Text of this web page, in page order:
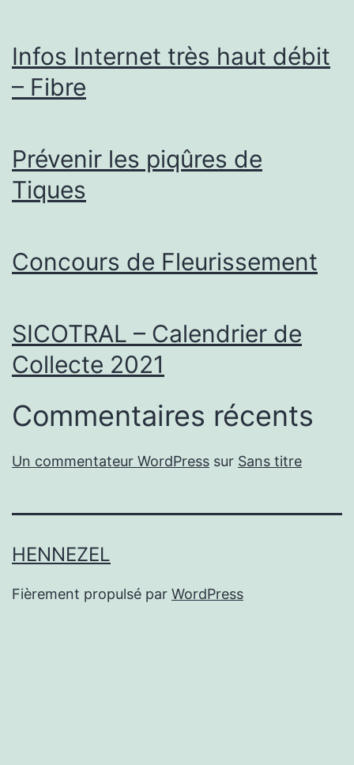
Infos Internet très haut débit
– Fibre
Prévenir les piqûres de
Tiques
Concours de Fleurissement
SICOTRAL – Calendrier de
Collecte 2021
Commentaires récents
Un commentateur WordPress sur Sans titre
HENNEZEL
Fièrement propulsé par WordPress